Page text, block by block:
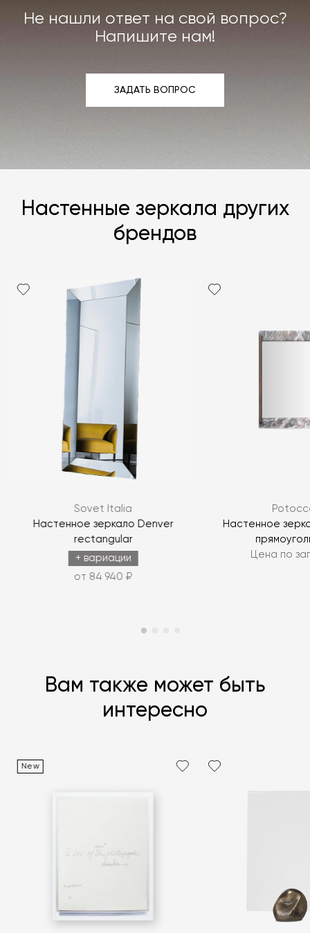
Не нашли ответ на свой вопрос?
Напишите нам!
ЗАДАТЬ ВОПРОС
Я согласен с политикой персональных данных
Настенные зеркала других
брендов
Sovet Italia
Настенное зеркало Denver
rectangular
+ вариации
от 84 940 ₽
Настенное
Цена по
Вам также может быть
интересно
New